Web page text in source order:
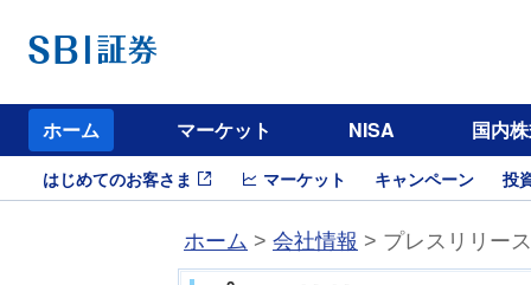
ホーム マーケット NISA 国内
はじめてのお客さま マーケット キャンペーン 投
ホーム > 会社情報 > プレスリリース